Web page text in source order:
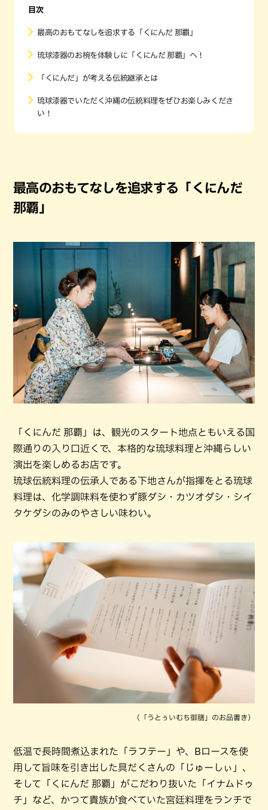
目次
最高のおもてなしを追求する「くにんだ 那覇」
琉球漆器のお椀を体験しに「くにんだ 那覇」へ！
「くにんだ」が考える伝統継承とは
琉球漆器でいただく沖縄の伝統料理をぜひお楽しみくださ
い！
最高のおもてなしを追求する「くにんだ
那覇」
「くにんだ 那覇」は、観光のスタート地点ともいえる国
際通りの入り口近くで、本格的な琉球料理と沖縄らしい
演出を楽しめるお店です。
琉球伝統料理の伝承人である下地さんが指揮をとる琉球
料理は、化学調味料を使わず豚ダシ・カツオダシ・シイ
タケダシのみのやさしい味わい。
（「うとぅいむち御膳」のお品書き）
低温で長時間煮込まれた「ラフテー」や、Bロースを使
用して旨味を引き出した具だくさんの「じゅーしぃ」、
そして「くにんだ 那覇」がこだわり抜いた「イナムドゥ
チ」など、かつて貴族が食べていた宮廷料理をランチで